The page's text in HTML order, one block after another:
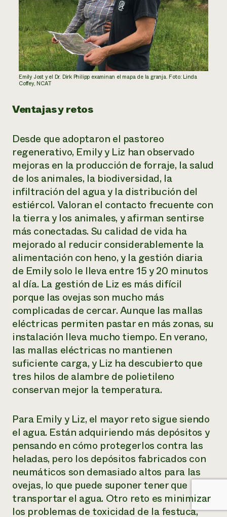
Emily Jost y el Dr. Dirk Philipp examinan el mapa de la granja. Foto: Linda
Coffey, NCAT
Ventajas y retos
Desde que adoptaron el pastoreo
regenerativo, Emily y Liz han observado
mejoras en la producción de forraje, la salud
de los animales, la biodiversidad, la
infiltración del agua y la distribución del
estiércol. Valoran el contacto frecuente con
la tierra y los animales, y afirman sentirse
más conectadas. Su calidad de vida ha
mejorado al reducir considerablemente la
alimentación con heno, y la gestión diaria
de Emily solo le lleva entre 15 y 20 minutos
al día. La gestión de Liz es más difícil
porque las ovejas son mucho más
complicadas de cercar. Aunque las mallas
eléctricas permiten pastar en más zonas, su
instalación lleva mucho tiempo. En verano,
las mallas eléctricas no mantienen
suficiente carga, y Liz ha descubierto que
tres hilos de alambre de polietileno
conservan mejor la temperatura.
Para Emily y Liz, el mayor reto sigue siendo
el agua. Están adquiriendo más depósitos y
pensando en cómo protegerlos contra las
heladas, pero los depósitos fabricados con
neumáticos son demasiado altos para las
ovejas, lo que puede suponer tener que
transportar el agua. Otro reto es minimizar
los problemas de toxicidad de la festuca,